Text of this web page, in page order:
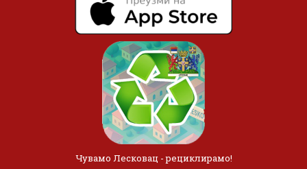
Чувамо Лесковац - рециклирамо!